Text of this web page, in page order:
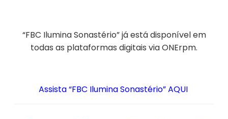
“FBC Ilumina Sonastério” já está disponível em
todas as plataformas digitais viaONErpm.
Assista “FBC Ilumina Sonastério” AQUI